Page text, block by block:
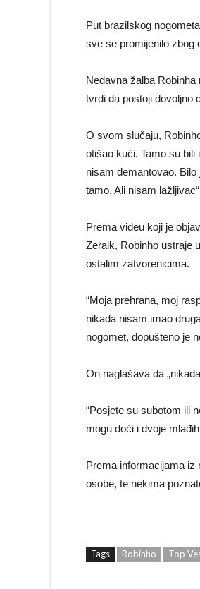
Put brazilskog
sve se promijenilo zbog
Nedavna žalba
tvrdi da postoji dovoljno
O svom slučaju,
otišao kući. Tamo su
nisam demantovao.
tamo. Ali nisam
Prema videu koji je
Zeraik, Robinho ustraje
ostalim zatvorenicima.
“Moja prehrana, moj
nikada nisam imao
nogomet, dopušteno je
On naglašava da
“Posjete su subotom ili
mogu doći i dvoje
Prema informacijama iz
osobe, te nekima
Tags Robinho Top